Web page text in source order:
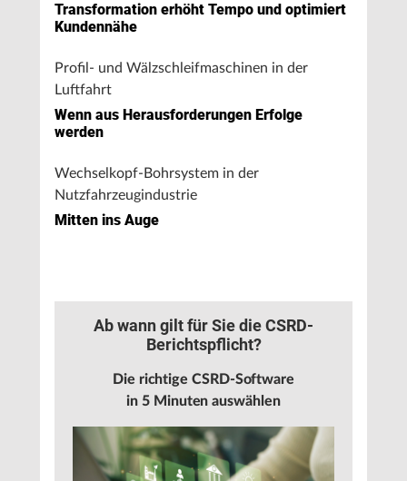
Transformation erhöht Tempo und optimiert
Kundennähe
Profil- und Wälzschleifmaschinen in der
Luftfahrt
Wenn aus Herausforderungen Erfolge
werden
Wechselkopf-Bohrsystem in der
Nutzfahrzeugindustrie
Mitten ins Auge
Ab wann gilt für Sie die CSRD-
Berichtspflicht?
Die richtige CSRD-Software
in 5 Minuten auswählen